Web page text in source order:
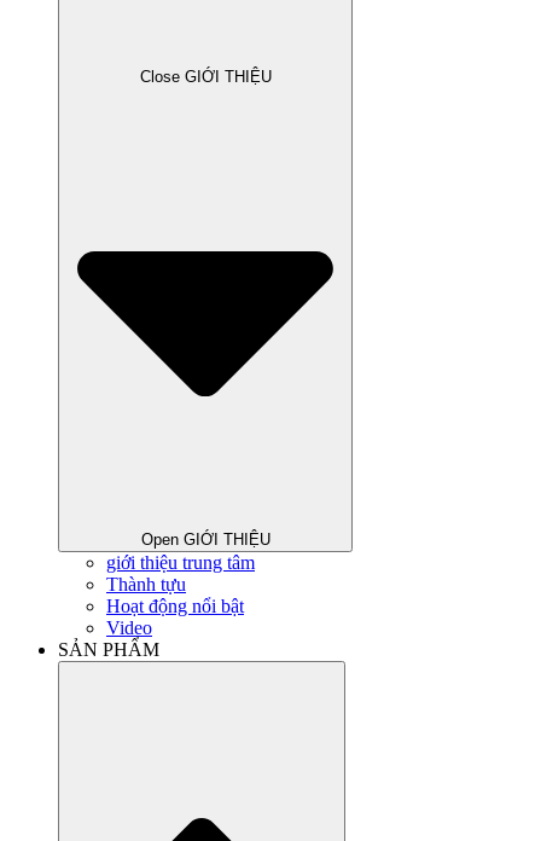
Close GIỚI THIỆU
Open GIỚI THIỆU
giới thiệu trung tâm
Thành tựu
Hoạt động nổi bật
Video
SẢN PHẨM